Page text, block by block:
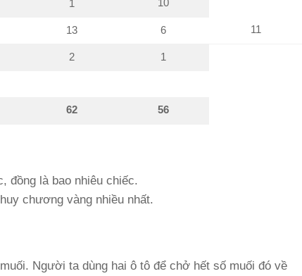
1 10
13 6 11
2 1
62 56
đồng là bao nhiêu chiếc.
chương vàng nhiều nhất.
Người ta dùng hai ô tô để chở hết số muối đó về